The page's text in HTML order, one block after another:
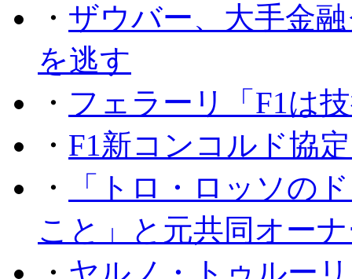
・ ザウバー、大手金
を逃す
・ フェラーリ「F1は
・ F1新コンコルド協
・
「トロ・ロッソの
こと」と元共同オー